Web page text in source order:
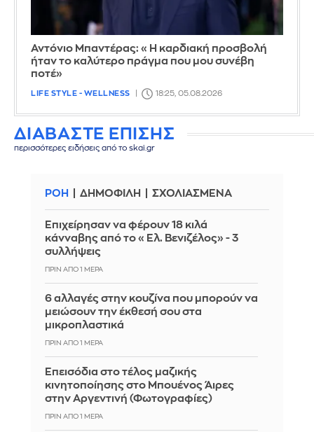
Αντόνιο Μπαντέρας: «Η καρδιακή προσβολή
ήταν το καλύτερο πράγμα που μου συνέβη
ποτέ»
LIFE STYLE - WELLNESS 18:25, 05.08.2026
ΔΙΑΒΑΣΤΕ ΕΠΙΣΗΣ
περισσότερες ειδήσεις από το skai.gr
ΡΟΗ ΔΗΜΟΦΙΛΗ ΣΧΟΛΙΑΣΜΕΝΑ
Επιχείρησαν να φέρουν 18 κιλά
κάνναβης από το «Ελ. Βενιζέλος» - 3
συλλήψεις
ΠΡΙΝ ΑΠΌ 1 ΜΈΡΑ
6 αλλαγές στην κουζίνα που μπορούν να
μειώσουν την έκθεσή σου στα
μικροπλαστικά
ΠΡΙΝ ΑΠΌ 1 ΜΈΡΑ
Επεισόδια στο τέλος μαζικής
κινητοποίησης στο Μπουένος Άιρες
στην Αργεντινή (Φωτογραφίες)
ΠΡΙΝ ΑΠΌ 1 ΜΈΡΑ